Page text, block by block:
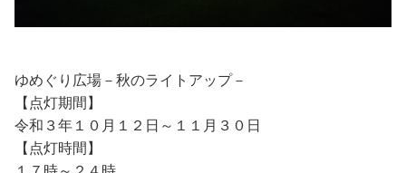
ゆめぐり広場－秋のライトアップ－
【点灯期間】
令和３年１０月１２日～１１月３０日
【点灯時間】